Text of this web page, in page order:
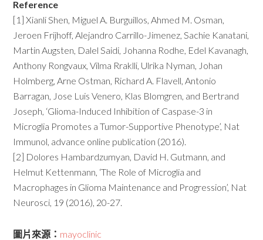
Reference
[1] Xianli Shen, Miguel A. Burguillos, Ahmed M. Osman,
Jeroen Frijhoff, Alejandro Carrillo-Jimenez, Sachie Kanatani,
Martin Augsten, Dalel Saidi, Johanna Rodhe, Edel Kavanagh,
Anthony Rongvaux, Vilma Rraklli, Ulrika Nyman, Johan
Holmberg, Arne Ostman, Richard A. Flavell, Antonio
Barragan, Jose Luis Venero, Klas Blomgren, and Bertrand
Joseph, ‘Glioma-Induced Inhibition of Caspase-3 in
Microglia Promotes a Tumor-Supportive Phenotype’, Nat
Immunol, advance online publication (2016).
[2] Dolores Hambardzumyan, David H. Gutmann, and
Helmut Kettenmann, ‘The Role of Microglia and
Macrophages in Glioma Maintenance and Progression’, Nat
Neurosci, 19 (2016), 20-27.
圖片來源： mayoclinic